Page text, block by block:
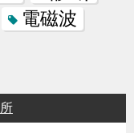
電磁波